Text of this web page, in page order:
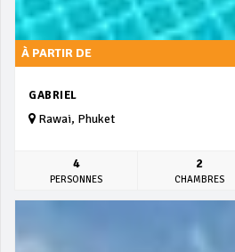
À PARTIR DE
GABRIEL
Rawai, Phuket
4
PERSONNES
2
CHAMBRES